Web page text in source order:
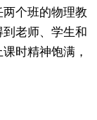
个班的物理教
老师、学生和
时精神饱满，